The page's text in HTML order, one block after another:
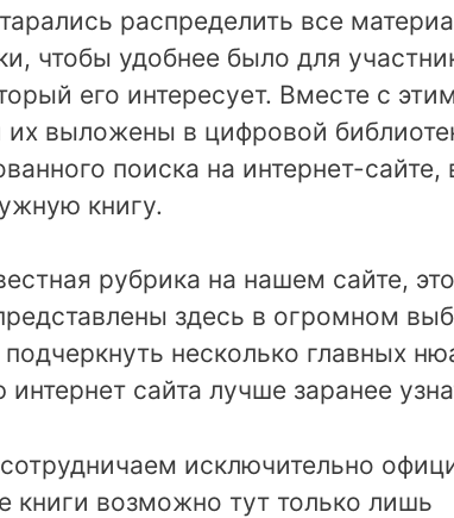
распределить все
чтобы удобнее было для
его интересует. Вместе с
их выложены в цифровой
поиска на интернет-
книгу.
рубрика на нашем сайте,
здесь в огромном
несколько главных
сайта лучше заранее
исключительно
книги возможно тут только лишь